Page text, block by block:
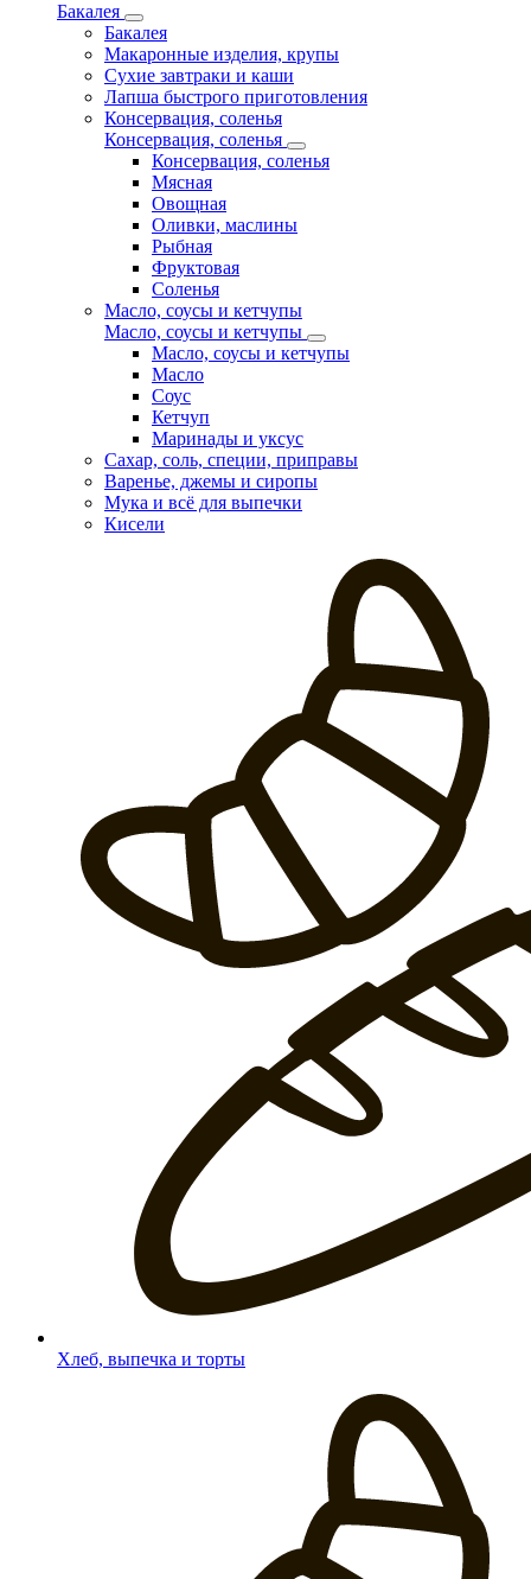
Бакалея
Бакалея
Макаронные изделия, крупы
Сухие завтраки и каши
Лапша быстрого приготовления
Консервация, соленья
Консервация, соленья
Консервация, соленья
Мясная
Овощная
Оливки, маслины
Рыбная
Фруктовая
Соленья
Масло, соусы и кетчупы
Масло, соусы и кетчупы
Масло, соусы и кетчупы
Масло
Соус
Кетчуп
Маринады и уксус
Сахар, соль, специи, приправы
Варенье, джемы и сиропы
Мука и всё для выпечки
Кисели
Хлеб, выпечка и торты